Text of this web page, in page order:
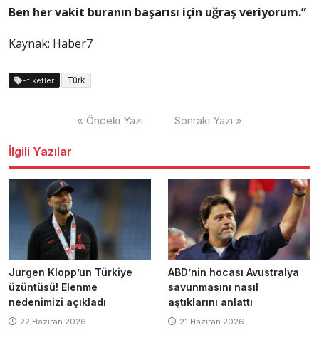
Ben her vakit buranın başarısı için uğraş veriyorum.”
Kaynak: Haber7
Etiketler Türk
« Önceki Yazı Sonraki Yazı »
İlgili Yazılar
Jurgen Klopp’un Türkiye
üzüntüsü! Elenme
nedenimizi açıkladı
22 Haziran 2026
ABD’nin hocası Avustralya
savunmasını nasıl
aştıklarını anlattı
21 Haziran 2026